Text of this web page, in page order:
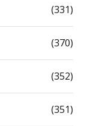
(331)
(370)
(352)
(351)